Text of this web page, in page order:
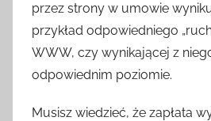
przez strony w umowie
przykład odpowiedniego
WWW, czy wynikającej z
odpowiednim poziomie.
Musisz wiedzieć, że zapłata